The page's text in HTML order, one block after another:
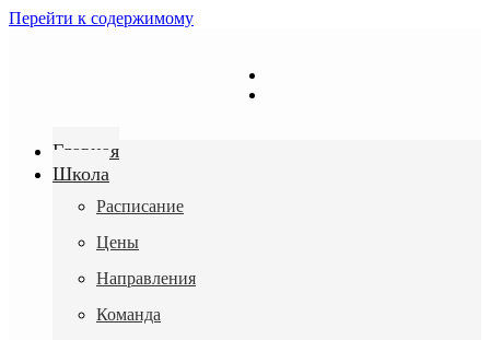
Перейти к содержимому
Главная
Школа
Расписание
Цены
Направления
Команда